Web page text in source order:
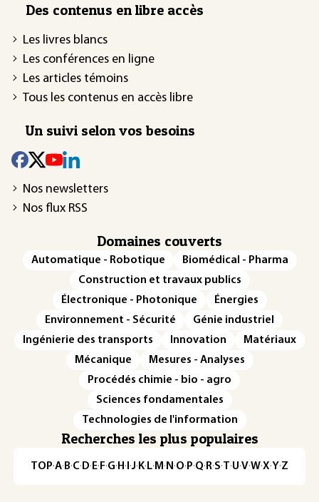
Des contenus en libre accès
Les livres blancs
Les conférences en ligne
Les articles témoins
Tous les contenus en accès libre
Un suivi selon vos besoins
Nos newsletters
Nos flux RSS
Domaines couverts
Automatique - Robotique
Biomédical - Pharma
Construction et travaux publics
Électronique - Photonique
Énergies
Environnement - Sécurité
Génie industriel
Ingénierie des transports
Innovation
Matériaux
Mécanique
Mesures - Analyses
Procédés chimie - bio - agro
Sciences fondamentales
Technologies de l'information
Recherches les plus populaires
TOP·A·B·C· D· E· F·G· H · ·J· K· L· M · N ·O· P·Q· R·S·T·U·V·W·X·Y·Z